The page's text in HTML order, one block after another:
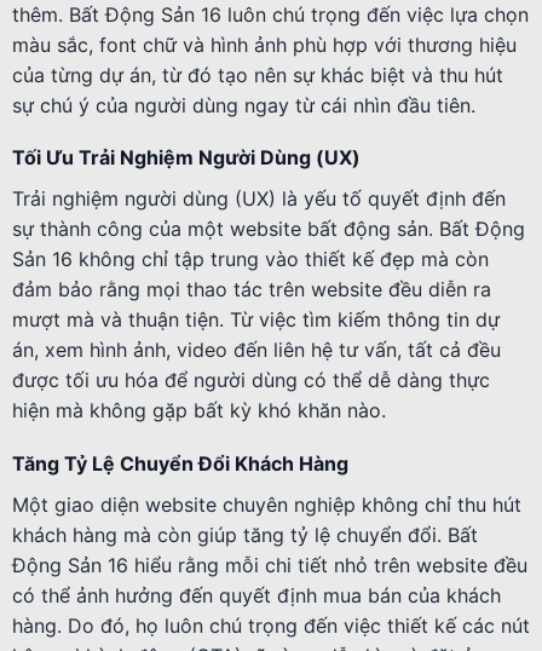
thêm. Bất Động Sản 16 luôn chú trọng đến việc lựa chọn
màu sắc, font chữ và hình ảnh phù hợp với thương hiệu
của từng dự án, từ đó tạo nên sự khác biệt và thu hút
sự chú ý của người dùng ngay từ cái nhìn đầu tiên.
Tối Ưu Trải Nghiệm Người Dùng (UX)
Trải nghiệm người dùng (UX) là yếu tố quyết định đến
sự thành công của một website bất động sản. Bất Động
Sản 16 không chỉ tập trung vào thiết kế đẹp mà còn
đảm bảo rằng mọi thao tác trên website đều diễn ra
mượt mà và thuận tiện. Từ việc tìm kiếm thông tin dự
án, xem hình ảnh, video đến liên hệ tư vấn, tất cả đều
được tối ưu hóa để người dùng có thể dễ dàng thực
hiện mà không gặp bất kỳ khó khăn nào.
Tăng Tỷ Lệ Chuyển Đổi Khách Hàng
Một giao diện website chuyên nghiệp không chỉ thu hút
khách hàng mà còn giúp tăng tỷ lệ chuyển đổi. Bất
Động Sản 16 hiểu rằng mỗi chi tiết nhỏ trên website đều
có thể ảnh hưởng đến quyết định mua bán của khách
hàng. Do đó, họ luôn chú trọng đến việc thiết kế các nút